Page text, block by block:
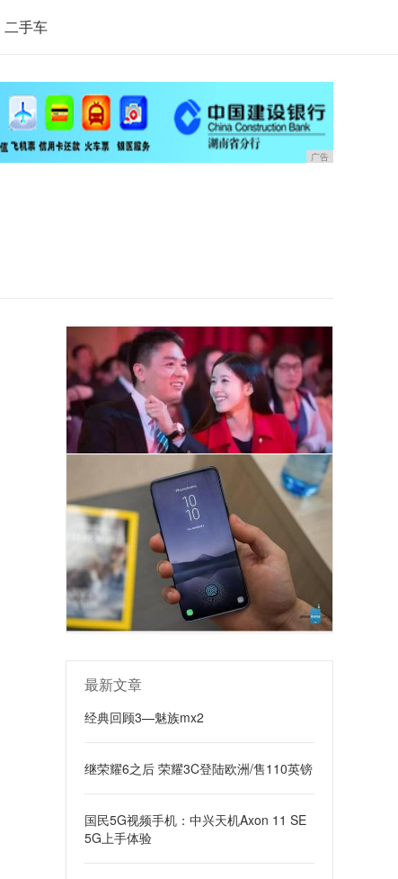
二手车
广告
最新文章
经典回顾3—魅族mx2
继荣耀6之后 荣耀3C登陆欧洲/售110英镑
国民5G视频手机：中兴天机Axon 11 SE
5G上手体验